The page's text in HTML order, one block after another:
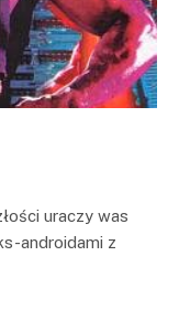
uraczy was
androidami z